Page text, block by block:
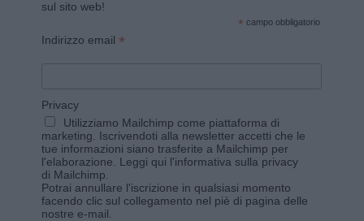
sul sito web!
* campo obbligatorio
Indirizzo email *
Privacy
Utilizziamo Mailchimp come piattaforma di
marketing. Iscrivendoti alla newsletter accetti che le
tue informazioni siano trasferite a Mailchimp per
l'elaborazione. Leggi qui l'informativa sulla privacy
di Mailchimp
Potrai annullare l'iscrizione in qualsiasi momento
facendo clic sul collegamento nel piè di pagina delle
nostre e-mail.